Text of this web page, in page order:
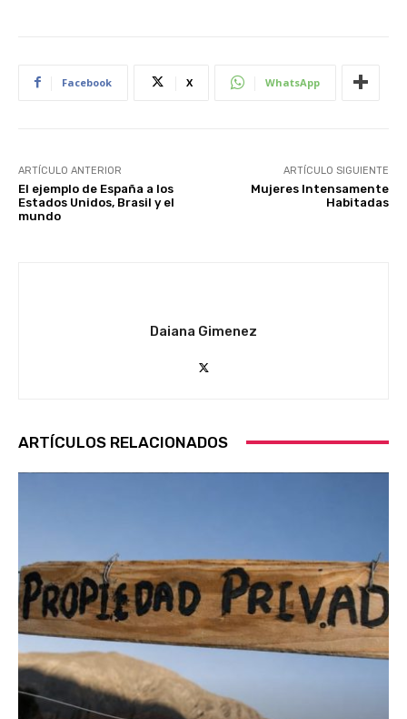
Facebook X WhatsApp
ARTÍCULO ANTERIOR
El ejemplo de España a los
Estados Unidos, Brasil y el
mundo
ARTÍCULO SIGUIENTE
Mujeres Intensamente
Habitadas
Daiana Gimenez
ARTÍCULOS RELACIONADOS